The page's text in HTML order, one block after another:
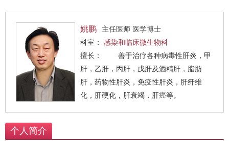
姚鹏
主任医师 医学博士
科室： 感染和临床微生物科
擅长： 善于治疗各种病毒性肝炎，甲
肝，乙肝，丙肝，戊肝及酒精肝，脂肪
肝，药物性肝炎，免疫性肝炎，肝纤维
化，肝硬化，肝衰竭，肝癌等。
个人简介